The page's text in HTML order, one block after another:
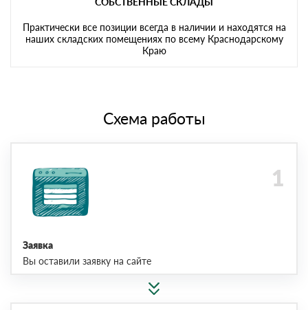
Практически все позиции всегда в наличии и находятся на
наших складских помещениях по всему Краснодарскому
Краю
Схема работы
Заявка
Вы оставили заявку на сайте